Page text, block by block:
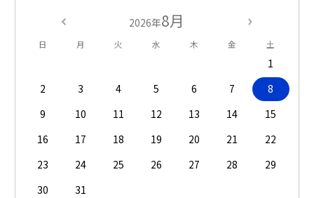
2026年8月
日 月 火 水 木 金 土
1
2
3 4 5 6 7
8
9
10 11 12 13 14
15
16
17 18 19 20 21
22
23
24 25 26 27 28
29
30
31